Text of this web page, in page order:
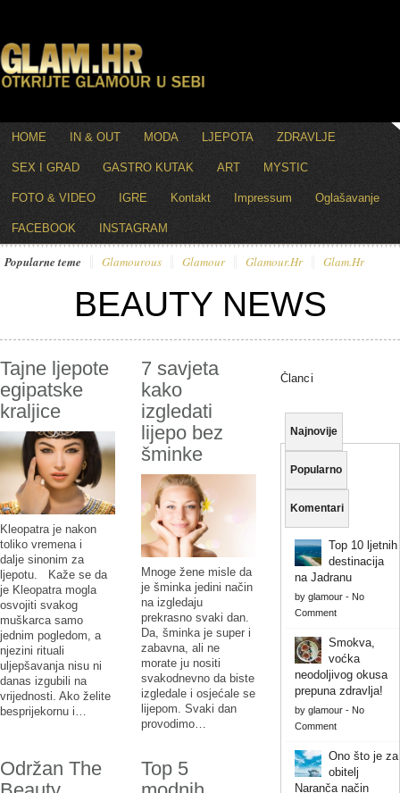
HOME IN & OUT MODA LJEPOTA ZDRAVLJE
SEX I GRAD GASTRO KUTAK ART MYSTIC
FOTO & VIDEO IGRE Kontakt Impressum Oglašavanje
FACEBOOK INSTAGRAM
Popularne teme Glamourous Glamour Glamour.hr Glam.hr
BEAUTY NEWS
Tajne ljepote
egipatske
kraljice
Kleopatra je nakon
toliko vremena i
dalje sinonim za
ljepotu. Kaže se da
je Kleopatra mogla
osvojiti svakog
muškarca samo
jednim pogledom, a
njezini rituali
uljepšavanja nisu ni
danas izgubili na
vrijednosti. Ako želite
besprijekornu i…
7 savjeta
kako
izgledati
lijepo bez
šminke
Mnoge žene misle da
je šminka jedini način
na izgledaju
prekrasno svaki dan.
Da, šminka je super i
zabavna, ali ne
morate ju nositi
svakodnevno da biste
izgledale i osjećale se
lijepom. Svaki dan
provodimo…
Održan The
Top 5
Članci
Najnovije
Popularno
Komentari
Top 10 ljetnih
destinacija
na Jadranu
by glamour- No
Comment
Smokva,
voćka
neodoljivog okusa
prepuna zdravlja!
by glamour- No
Comment
Ono što je za
obitelj
Naranča način